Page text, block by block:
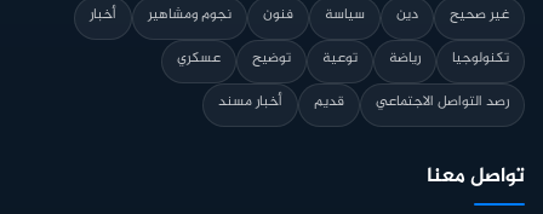
غير صحيح
دين سياسة فنون نجوم ومشاهير
أخبار
تكنولوجيا
رياضة توعية توضيح
عسكري
رصد التواصل الاجتماعي
قديم أخبار مسند
تواصل معنا